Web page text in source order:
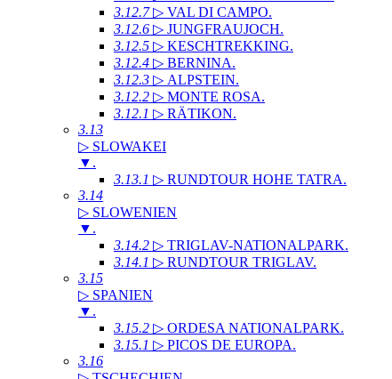
3.12.7▷ VAL DI CAMPO.
3.12.6 ▷ JUNGFRAUJOCH.
3.12.5 ▷ KESCHTREKKING.
3.12.4 ▷ BERNINA.
3.12.3 ▷ ALPSTEIN.
3.12.2 ▷ MONTE ROSA.
3.12.1 ▷ RÄTIKON.
3.13
▷ SLOWAKEI
▼ .
3.13.1 ▷ RUNDTOUR HOHE TATRA.
3.14
▷ SLOWENIEN
▼ .
3.14.2 ▷ TRIGLAV-NATIONALPARK.
3.14.1 ▷ RUNDTOUR TRIGLAV.
3.15
▷ SPANIEN
▼ .
3.15.2 ▷ ORDESA NATIONALPARK.
3.15.1 ▷ PICOS DE EUROPA.
3.16